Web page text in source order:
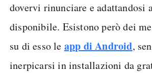
dovervi rinunciare e adattandosi
disponibile. Esistono però dei
su di esso le app di Android,
inerpicarsi in installazioni da